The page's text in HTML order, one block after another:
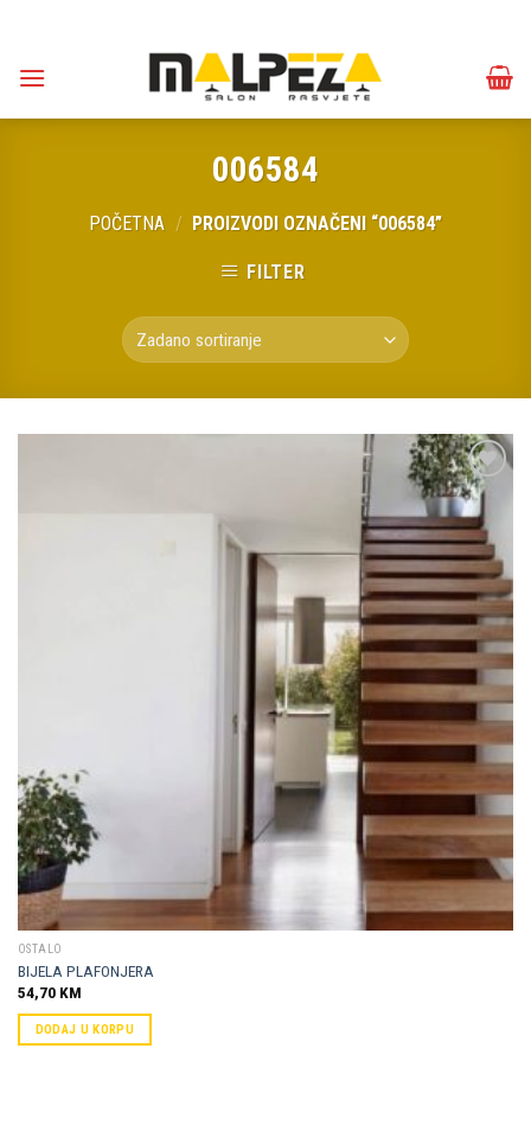
content
006584
POČETNA / PROIZVODI OZNAČENI “006584”
FILTER
Dodaj u
omiljene
OSTALO
BIJELA PLAFONJERA
54,70 KM
DODAJ U KORPU